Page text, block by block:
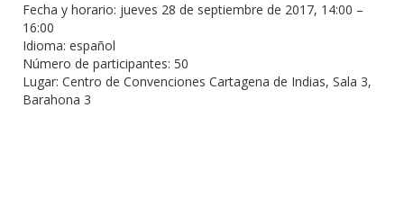
Fecha y horario: jueves 28 de septiembre de 2017, 14:00 –
16:00
Idioma: español
Número de participantes: 50
Lugar: Centro de Convenciones Cartagena de Indias, Sala 3,
Barahona 3